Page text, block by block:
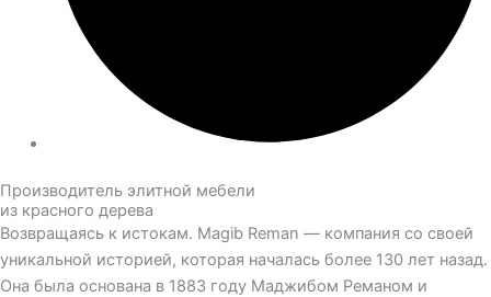
Производитель элитной мебели
из красного дерева
Возвращаясь к истокам. Magib Reman — компания со своей
уникальной историей, которая началась более 130 лет назад.
Она была основана в 1883 году Маджибом Реманом и